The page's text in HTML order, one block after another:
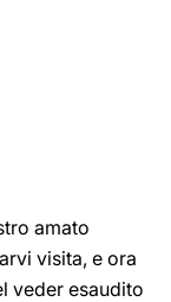
amato
visita, e ora
veder esaudito